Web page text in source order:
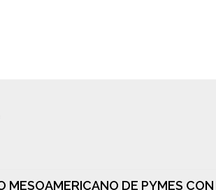
MESOAMERICANO DE PYMES